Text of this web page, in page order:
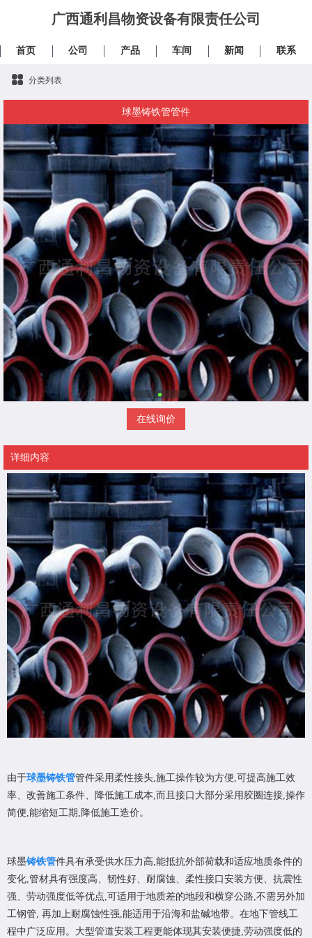
广西通利昌物资设备有限责任公司
首页 公司 产品 车间 新闻 联系
分类列表
球墨铸铁管管件
在线询价
详细内容
由于球墨铸铁管管件采用柔性接头,施工操作较为方便,可提高施工效
率、改善施工条件、降低施工成本,而且接口大部分采用胶圈连接,操作
简便,能缩短工期,降低施工造价。
球墨铸铁管件具有承受供水压力高,能抵抗外部荷载和适应地质条件的
变化,管材具有强度高、韧性好、耐腐蚀、柔性接口安装方便、抗震性
强、劳动强度低等优点,可适用于地质差的地段和横穿公路,不需另外加
工钢管, 再加上耐腐蚀性强,能适用于沿海和盐碱地带。在地下管线工
程中广泛应用。大型管道安装工程更能体现其安装便捷,劳动强度低的